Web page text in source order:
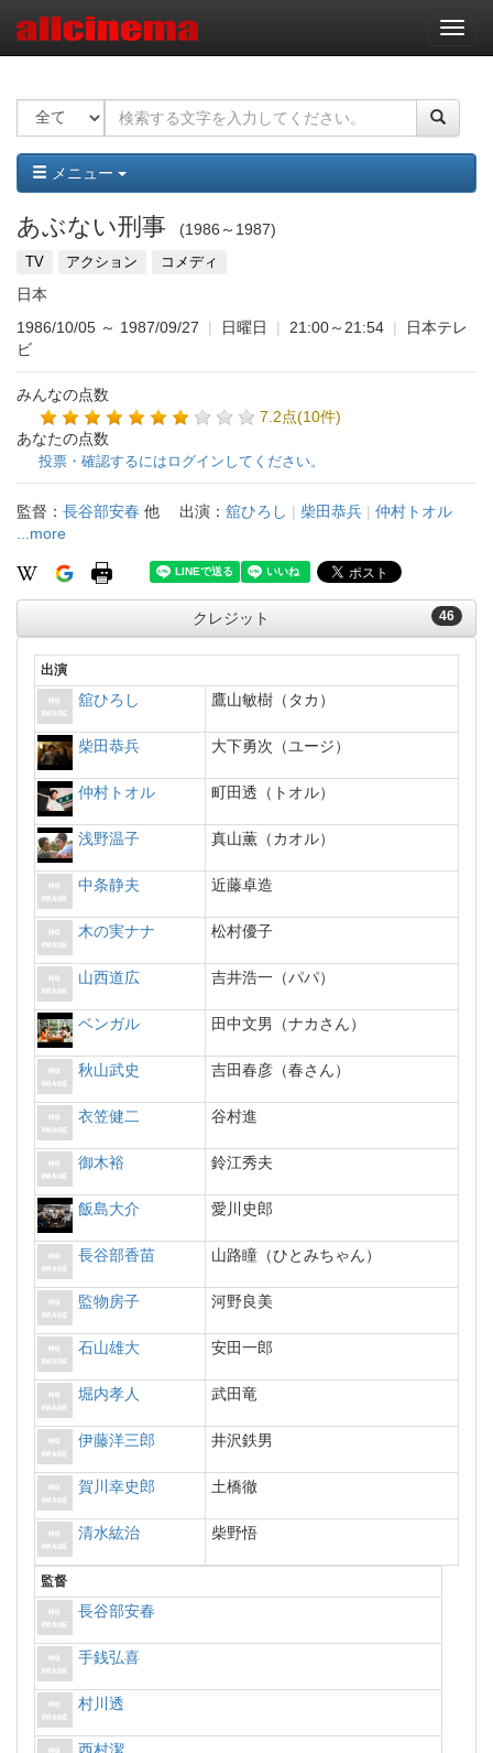
ナ
ビ
ー
ョ
ン
メニュー
あぶない刑事 1986～1987
TV アクション コメディ
日本
1986/10/05 ～ 1987/09/27 | 日曜日 | 21:00～21:54 |
日本テレ
ビ
みんなの点数
7.2点(10件)
あなたの点数
投票・確認するにはログインしてください。
監督： 長谷部安春 他 出演： 舘ひろし | 柴田恭兵 | 仲村トオル
...more
46
クレジット
出演
舘ひろし 鷹山敏樹（タカ）
柴田恭兵 大下勇次（ユージ）
仲村トオル 町田透（トオル）
浅野温子 真山薫（カオル）
中条静夫 近藤卓造
木の実ナナ 松村優子
山西道広 吉井浩一（パパ）
ベンガル 田中文男（ナカさん）
秋山武史 吉田春彦（春さん）
衣笠健二 谷村進
御木裕 鈴江秀夫
飯島大介 愛川史郎
長谷部香苗 山路瞳（ひとみちゃん）
監物房子 河野良美
石山雄大 安田一郎
堀内孝人 武田竜
伊藤洋三郎 井沢鉄男
賀川幸史郎 土橋徹
清水紘治 柴野悟
監督
長谷部安春
手銭弘喜
村川透